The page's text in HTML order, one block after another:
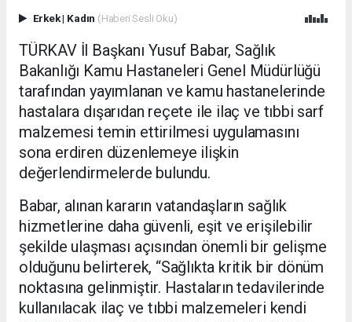
Erkek| Kadın (Haberi Sesli Oku)
TÜRKAV İl Başkanı Yusuf Babar, Sağlık
Bakanlığı Kamu Hastaneleri Genel Müdürlüğü
tarafından yayımlanan ve kamu hastanelerinde
hastalara dışarıdan reçete ile ilaç ve tıbbi sarf
malzemesi temin ettirilmesi uygulamasını
sona erdiren düzenlemeye ilişkin
değerlendirmelerde bulundu.
Babar, alınan kararın vatandaşların sağlık
hizmetlerine daha güvenli, eşit ve erişilebilir
şekilde ulaşması açısından önemli bir gelişme
olduğunu belirterek, “Sağlıkta kritik bir dönüm
noktasına gelinmiştir. Hastaların tedavilerinde
kullanılacak ilaç ve tıbbi malzemeleri kendi